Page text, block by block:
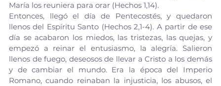
María los reuniera para orar (Hechos 1,14).
Entonces, llegó el día de Pentecostés, y quedaron
llenos del Espíritu Santo (Hechos 2,1-4). A partir de ese
día se acabaron los miedos, las tristezas, las quejas, y
empezó a reinar el entusiasmo, la alegría. Salieron
llenos de fuego, deseosos de llevar a Cristo a los demás
y de cambiar el mundo. Era la época del Imperio
Romano, cuando reinaban la injusticia, los abusos, el